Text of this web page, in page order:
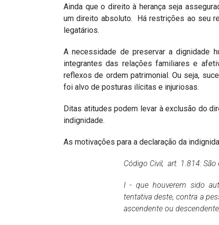
Ainda que o direito à herança seja
um direito absoluto. Há restrições ao seu
legatários.
A necessidade de preservar a dignidade
integrantes das relações familiares e
reflexos de ordem patrimonial. Ou seja,
foi alvo de posturas ilícitas e injuriosas.
Ditas atitudes podem levar à exclusão do
indignidade.
As motivações para a declaração da
Código Civil, art. 1.814:
I - que houverem sido
tentativa deste, contra a
ascendente ou